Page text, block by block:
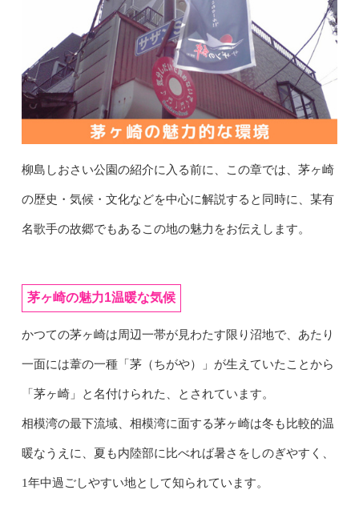
柳島しおさい公園の紹介に入る前に、この章では、茅ヶ崎
の歴史・気候・文化などを中心に解説すると同時に、某有
名歌手の故郷でもあるこの地の魅力をお伝えします。
茅ヶ崎の魅力1温暖な気候
かつての茅ヶ崎は周辺一帯が見わたす限り沼地で、あたり
一面には葦の一種「茅（ちがや）」が生えていたことから
「茅ヶ崎」と名付けられた、とされています。
相模湾の最下流域、相模湾に面する茅ヶ崎は冬も比較的温
暖なうえに、夏も内陸部に比べれば暑さをしのぎやすく、
1年中過ごしやすい地として知られています。